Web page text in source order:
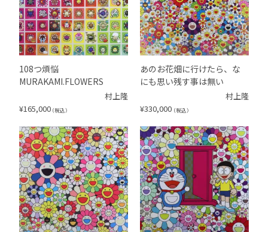
108つ煩悩
MURAKAMI.FLOWERS
村上隆
¥165,000 （税込）
あのお花畑に行けたら、な
にも思い残す事は無い
村上隆
¥330,000 （税込）